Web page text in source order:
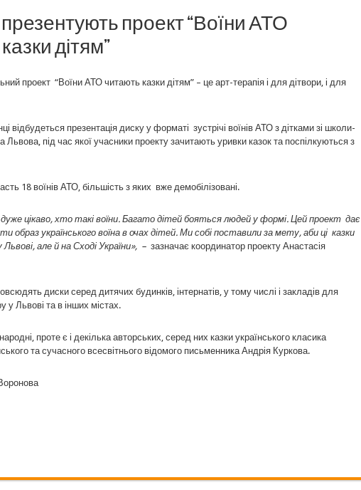
проект “Воїни АТО
дітям”
проект “Воїни АТО читають казки дітям” – це арт-терапія і для дітвори, і для
відбудеться презентація диску у форматі зустрічі воїнів АТО з дітками зі школи-
Львова, під час якої учасники проекту зачитають уривки казок та поспілкуються з
18 воїнів АТО, більшість з яких вже демобілізовані.
дуже цікаво, хто такі воїни. Багато дітей бояться людей у формі. Цей проект дає
образ українського воїна в очах дітей. Ми собі поставили за мету, аби ці казки
Львові, але й на Сході України», – зазначає координатор проекту Анастасія
диски серед дитячих будинків, інтернатів, у тому числі і закладів для
у Львові та в інших містах.
проте є і декілька авторських, серед них казки українського класика
та сучасного всесвітнього відомого письменника Андрія Куркова.